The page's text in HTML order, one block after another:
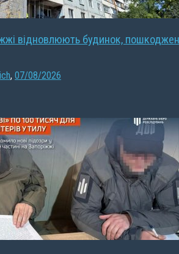
відновлюють будинок,
, 07/08/2026